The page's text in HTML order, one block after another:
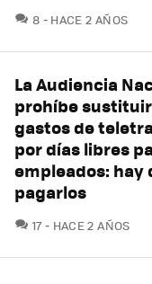
8 COMENTARIOS
HACE 2 AÑOS
La Audiencia
prohíbe
gastos de
por días libres
empleados: hay
pagarlos
17COMENTARIOS
HACE 2 AÑOS